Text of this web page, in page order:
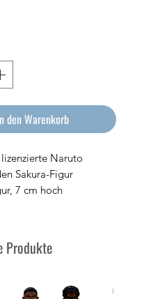
den Warenkorb
Naruto
Sakura-Figur
7 cm hoch
Sie Ihre Lieblings-
mit Minix
im Minix-Format!
Produkte